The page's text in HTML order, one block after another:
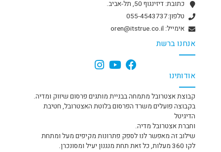
אודותינו
קבוצת אצטרובל מתמחה בבניית מותגים פרסום שיווק ומדיה.
בקבוצה פועלים משרד הפרסום בלוטת האצטרובל, חטיבת
הדיגיטל
וחברת אצטרובל מדיה.
שילוב זה מאפשר לנו לספק פתרונות מקיפים מעל ומתחת
לקו 360 מעלות, כל זאת תחת מנגנון יעיל ומסונכרן.
כתובת: דיזינגוף 50, תל-אביב.
טלפון:055-4543737
אימייל: oren@itstrue.co.il
אנחנו ברשת